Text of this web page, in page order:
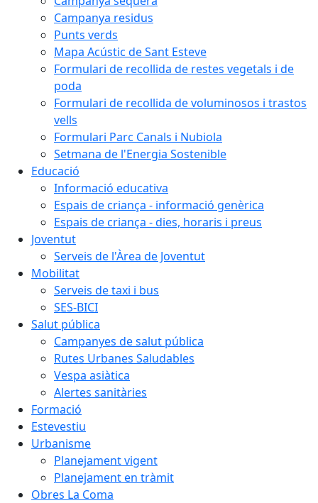
Campanya residus
Punts verds
Mapa Acústic de Sant Esteve
Formulari de recollida de restes vegetals i de
poda
Formulari de recollida de voluminosos i trastos
vells
Formulari Parc Canals i Nubiola
Setmana de l'Energia Sostenible
Educació
Informació educativa
Espais de criança - informació genèrica
Espais de criança - dies, horaris i preus
Joventut
Serveis de l'Àrea de Joventut
Mobilitat
Serveis de taxi i bus
SES-BICI
Salut pública
Campanyes de salut pública
Rutes Urbanes Saludables
Vespa asiàtica
Alertes sanitàries
Formació
Estevestiu
Urbanisme
Planejament vigent
Planejament en tràmit
Obres La Coma